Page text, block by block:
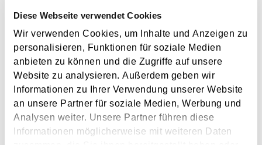
Diese Webseite verwendet Cookies
Wir verwenden Cookies, um Inhalte und Anzeigen zu
personalisieren, Funktionen für soziale Medien
anbieten zu können und die Zugriffe auf unsere
Website zu analysieren. Außerdem geben wir
Informationen zu Ihrer Verwendung unserer Website
an unsere Partner für soziale Medien, Werbung und
Analysen weiter. Unsere Partner führen diese
Informationen möglicherweise mit weiteren Daten
2020
2019 2018
2017
AUG
SEP OKT NOV DEZ [ X ]
Steuertermine 2016
Januar 2016
Jänner Fälligkeiten 15.1. USt für November 2015
Lohnabgaben (L, DB, DZ, GKK, Stadtkasse/Gemeinde) für